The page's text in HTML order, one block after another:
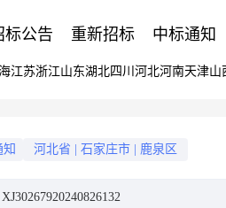
标公告 重新招标 中标通知
江苏浙江山东湖北四川 河北河南天津山
知 河北省 石家庄市 鹿泉区
XJ30267920240826132